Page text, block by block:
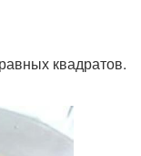
квадратов.